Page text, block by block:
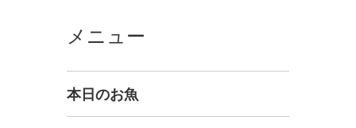
メニュー
本日のお魚